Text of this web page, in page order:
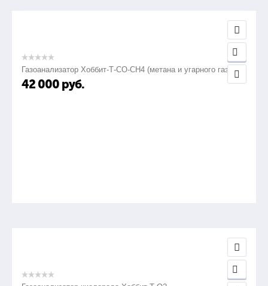
Газоанализатор Хоббит-Т-СО-СН4 (метана и угарного газа)
42 000 руб.